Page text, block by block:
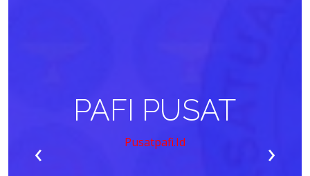
PAFI PUSAT
Pusatpafi.id
‹ ›